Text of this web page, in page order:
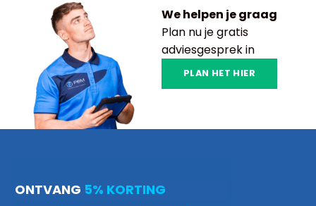
We helpen je graag
Plan nu je gratis
adviesgesprek in
PLAN HET HIER
ONTVANG 5% KORTING